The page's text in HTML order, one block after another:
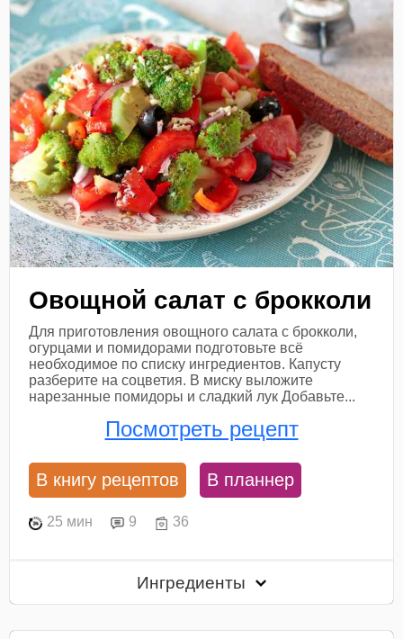
Овощной салат с брокколи
Для приготовления овощного салата с брокколи,
огурцами и помидорами подготовьте всё
необходимое по списку ингредиентов. Капусту
разберите на соцветия. В миску выложите
нарезанные помидоры и сладкий лук Добавьте...
Посмотреть рецепт
В книгу рецептов В планнер
25 мин 9 36
Ингредиенты